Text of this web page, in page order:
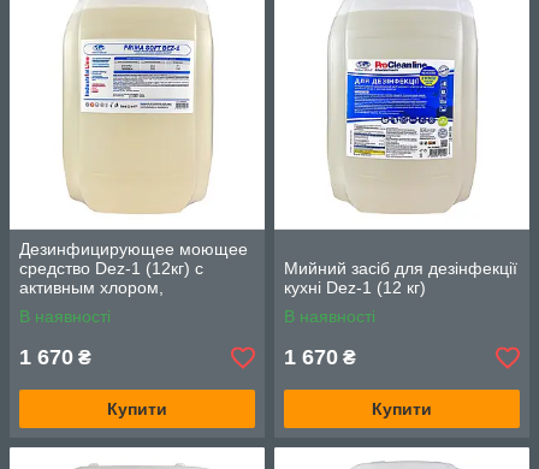
Дезинфицирующее моющее
средство Dez-1 (12кг) с
активным хлором,
концентрат
В наявності
1 670 ₴
Купити
Мийний засіб для дезінфекції
кухні Dez-1 (12 кг)
В наявності
1 670 ₴
Купити